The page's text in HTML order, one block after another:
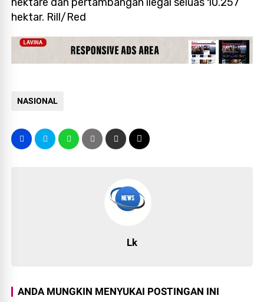
hektar. Rill/Red
NASIONAL
Lk
ANDA MUNGKIN MENYUKAI POSTINGAN INI